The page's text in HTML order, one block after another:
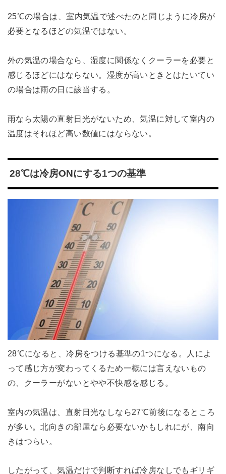
25℃の場合は、室内気温で述べたのと同じように冷房が
必要となるほどの気温ではない。
外の気温の場合なら、湿度に関係なくクーラーを必要と
感じるほどにはならない。湿度が高いときとはたいてい
の場合は雨の日に該当する。
雨なら太陽の直射日光がないため、気温に対して室内の
温度はそれほど高い数値にはならない。
28℃は冷房ONにする1つの基準
28℃になると、冷房をつける基準の1つになる。人によ
って感じ方が変わってくるため一概には言えないもの
の、クーラーがないとやや不快感を感じる。
室内の気温は、直射日光なしなら27℃前後になるところ
が多い。北向きの部屋なら必要ないかもしれにが、南向
きはつらい。
したがって、気温だけで判断すれば冷房なしでもギリギ